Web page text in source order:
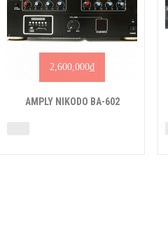
2,600,000₫
AMPLY NIKODO BA-602